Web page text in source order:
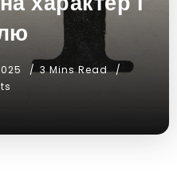
3 Mins Read